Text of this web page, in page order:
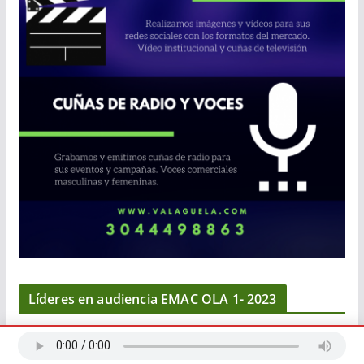
Líderes en audiencia EMAC OLA 1- 2023